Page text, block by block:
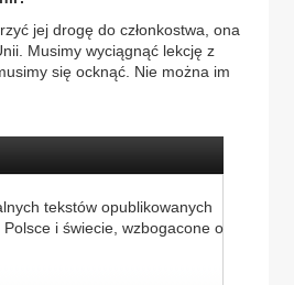
jej drogę do członkostwa, ona
Musimy wyciągnąć lekcję z
się ocknąć. Nie można im
tekstów opublikowanych
i świecie, wzbogacone o